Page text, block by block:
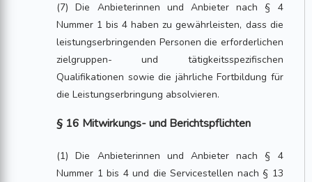
(7) Die Anbieterinnen und Anbieter nach § 4
Nummer 1 bis 4 haben zu gewährleisten, dass die
leistungserbringenden Personen die erforderlichen
zielgruppen- und tätigkeitsspezifischen
Qualifikationen sowie die jährliche Fortbildung für
die Leistungserbringung absolvieren.
§ 16 Mitwirkungs- und Berichtspflichten
(1) Die Anbieterinnen und Anbieter nach § 4
Nummer 1 bis 4 und die Servicestellen nach § 13